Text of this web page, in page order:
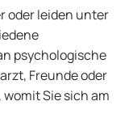
oder leiden unter
psychologische
Freunde oder
Sie sich am